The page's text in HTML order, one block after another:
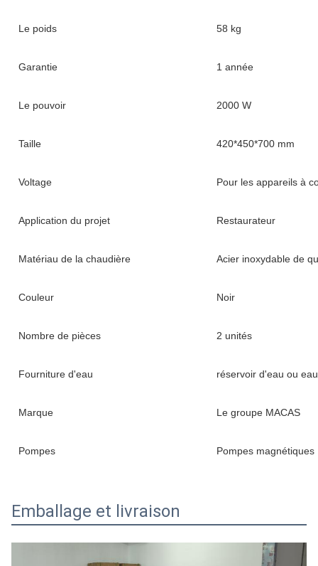
Le poids 58 kg
Garantie 1 année
Le pouvoir 2000 W
Taille 420*450*700 mm
Voltage Pour les appareils à
Application du projet Restaurateur
Matériau de la chaudière Acier inoxydable de
Couleur Noir
Nombre de pièces 2 unités
Fourniture d'eau réservoir d'eau ou
Marque Le groupe MACAS
Pompes Pompes magnétiques
Emballage et livraison